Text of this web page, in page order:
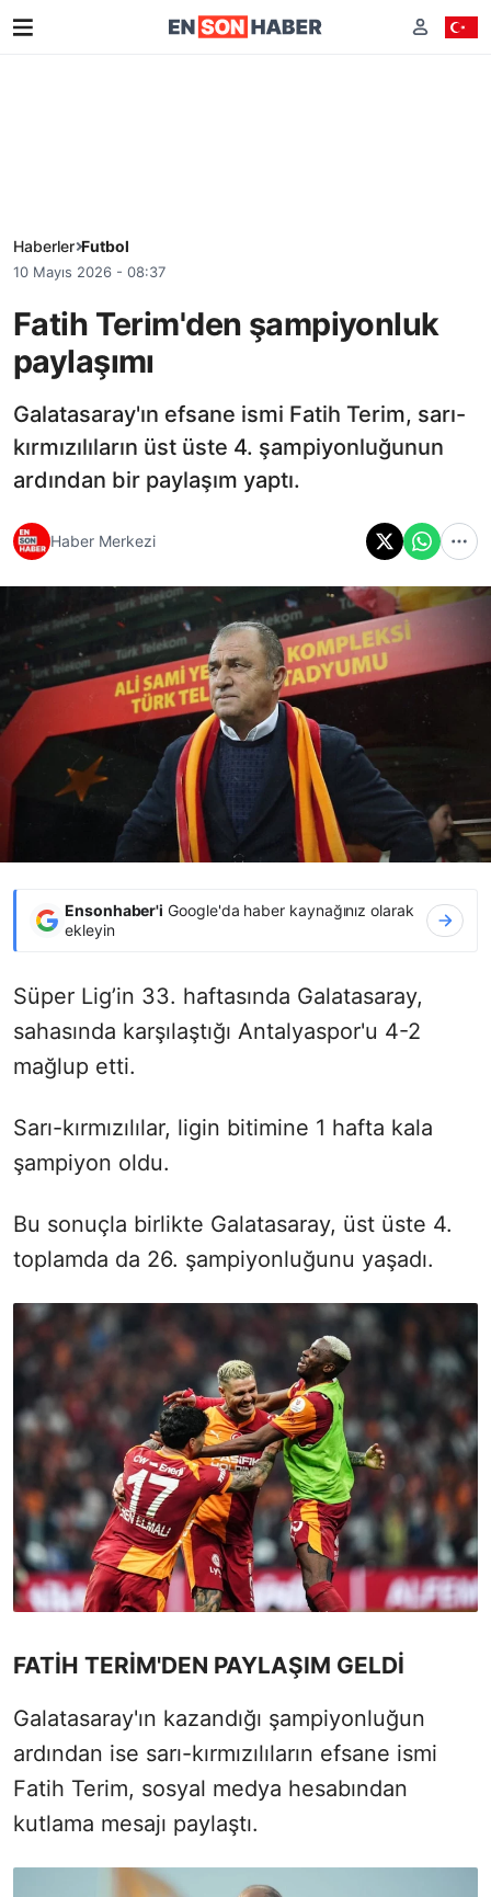
Haberler Futbol
10 Mayıs 2026 - 08:37
Fatih Terim'den şampiyonluk
paylaşımı
Galatasaray'ın efsane ismi Fatih Terim, sarı-
kırmızılıların üst üste 4. şampiyonluğunun
ardından bir paylaşım yaptı.
Haber Merkezi
Ensonhaber'i Google'da haber kaynağınız olarak
ekleyin
Süper Lig’in 33. haftasında Galatasaray,
sahasında karşılaştığı Antalyaspor'u 4-2
mağlup etti.
Sarı-kırmızılılar, ligin bitimine 1 hafta kala
şampiyon oldu.
Bu sonuçla birlikte Galatasaray, üst üste 4.
toplamda da 26. şampiyonluğunu yaşadı.
FATİH TERİM'DEN PAYLAŞIM GELDİ
Galatasaray'ın kazandığı şampiyonluğun
ardından ise sarı-kırmızılıların efsane ismi
Fatih Terim, sosyal medya hesabından
kutlama mesajı paylaştı.